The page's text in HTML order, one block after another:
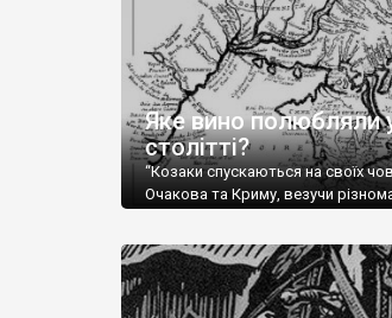
Яке вино полюбляли
столітті?
“Козаки спускаються на своїх
Очакова та Криму, везучи
олію, мило, ладан, кінське
називаються «повстяками»
виробляє відмінне вино і його